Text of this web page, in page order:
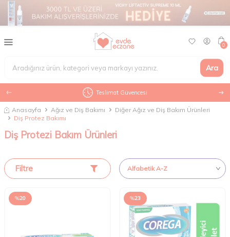
Ara
0
Teslimat Güvencesi
Anasayfa Ağız ve Diş Bakımı
Diğer Ağız ve Diş Bakım Ürünleri
Diş Protez Bakımı
Diş Protezi Bakım Ürünleri
Filtre
%20 %23